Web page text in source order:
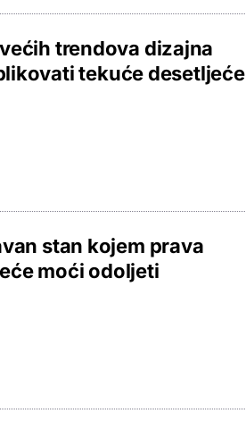
trendova dizajna
tekuće desetljeće
stan kojem prava
moći odoljeti